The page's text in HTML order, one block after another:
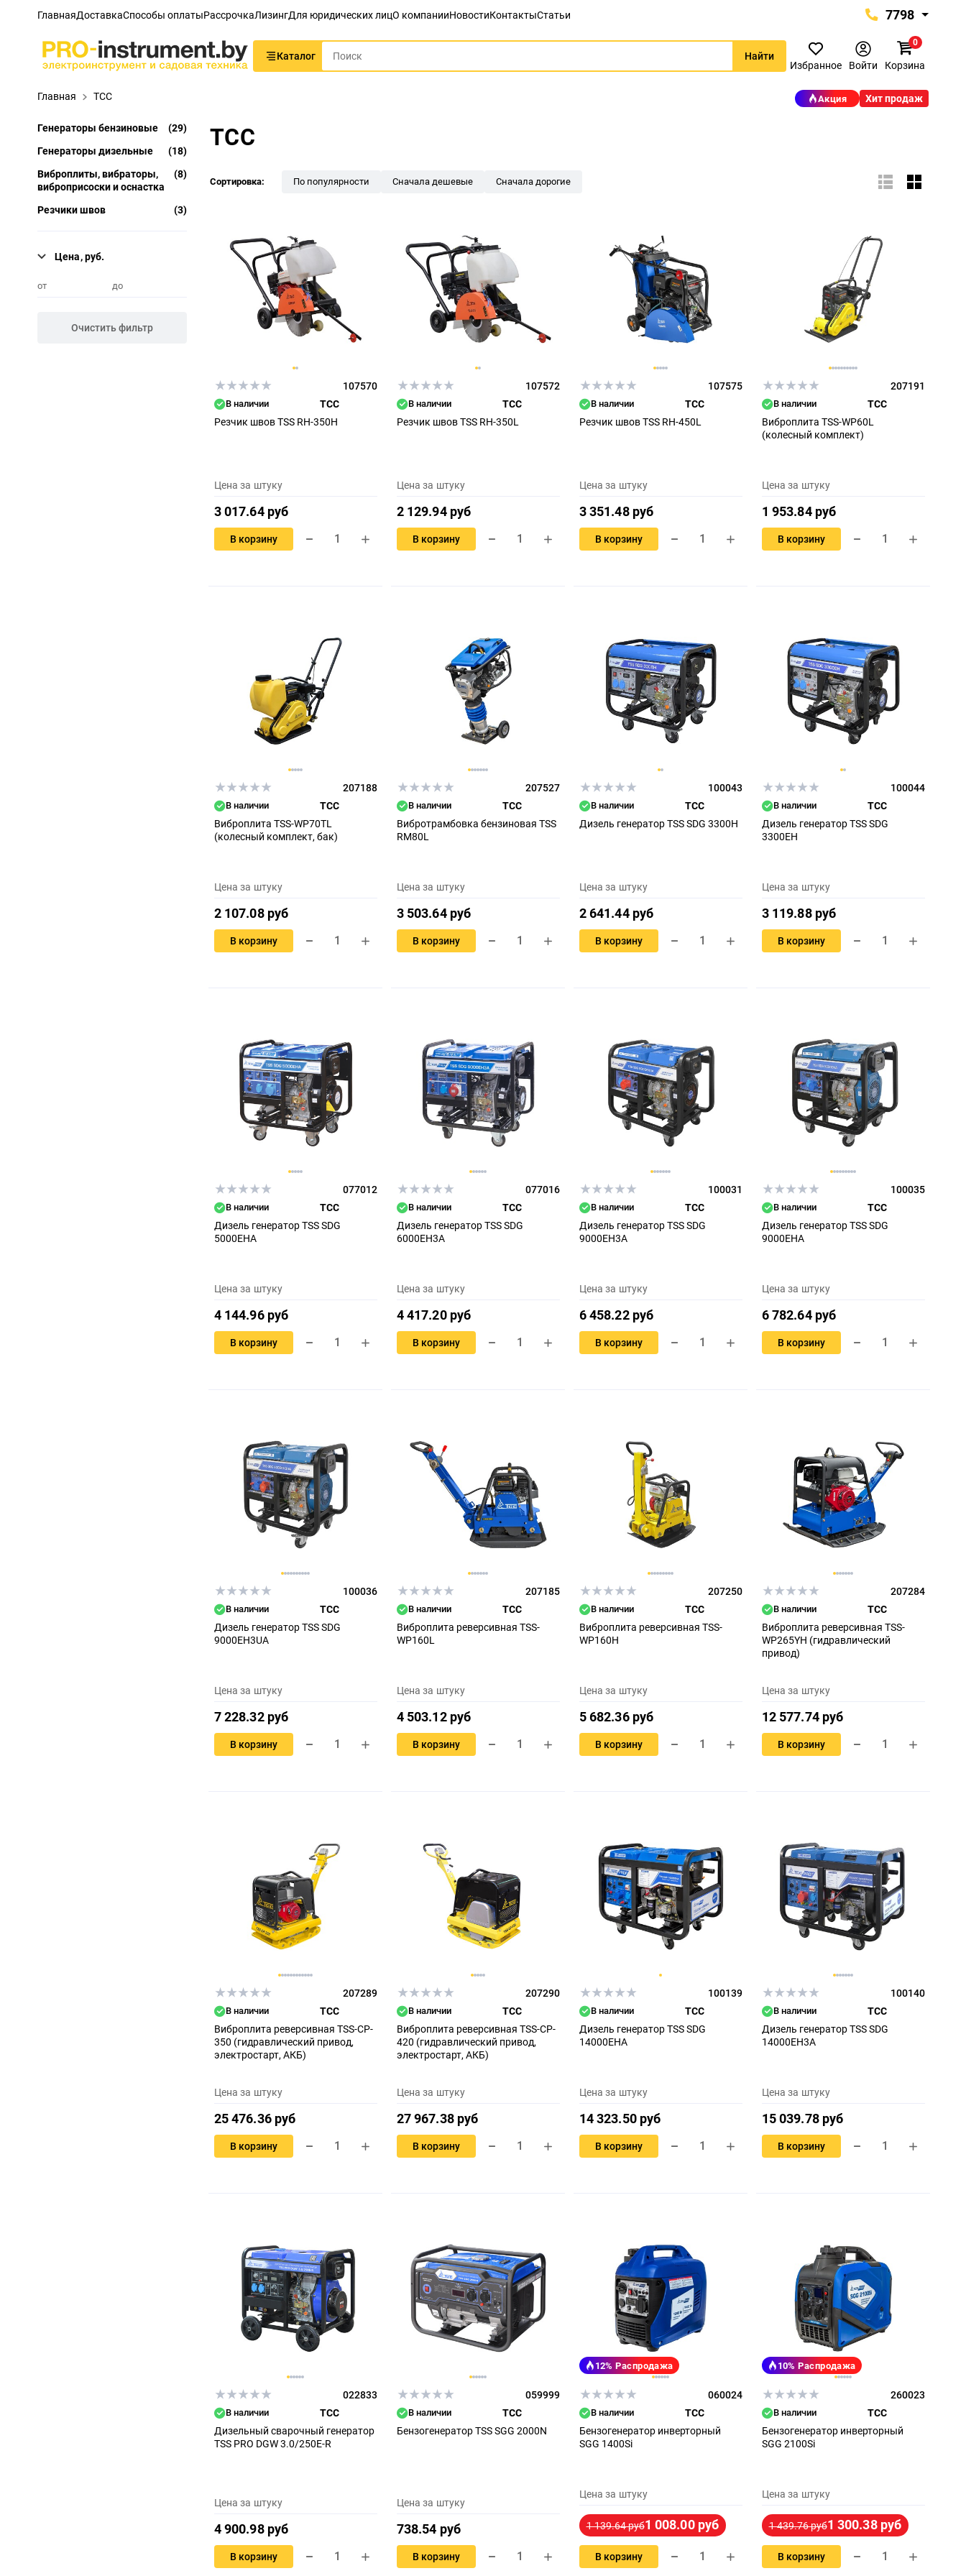
ГлавнаяДоставкаСпособы оплатыРассрочкаЛизингДля юридических лицО компанииНовостиКонтактыСтатьи
Каталог
7798
7798
+375 (29) 657-77-98
proinstrument-minsk@mail.ru
Найти
Избранное
Войти Корзина
0
Акция Хит продаж
Главная ТСС
Генераторы бензиновые
(29)
Генераторы дизельные
(18)
Виброплиты, вибраторы,
виброприсоски и оснастка
(8)
Резчики швов (3)
Цена, руб.
от до
Очистить фильтр
ТСС
Сортировка: По популярности Сначала дешевые Сначала дорогие
107570
В наличии
ТСС
Резчик швов TSS RH-350H
Цена за штуку
3 017.64 руб
В корзину
107572
В наличии
ТСС
Резчик швов TSS RH-350L
Цена за штуку
2 129.94 руб
В корзину
107575
В наличии
ТСС
Резчик швов TSS RH-450L
Цена за штуку
3 351.48 руб
В корзину
207191
В наличии
ТСС
Виброплита TSS-WP60L
(колесный комплект)
Цена за штуку
1 953.84 руб
В корзину
207188
В наличии
ТСС
Виброплита TSS-WP70TL
(колесный комплект, бак)
Цена за штуку
2 107.08 руб
В корзину
207527
В наличии
ТСС
Вибротрамбовка бензиновая TSS
RM80L
Цена за штуку
3 503.64 руб
В корзину
100043
В наличии
ТСС
Дизель генератор TSS SDG 3300H
Цена за штуку
2 641.44 руб
В корзину
100044
В наличии
ТСС
Дизель генератор TSS SDG
3300EH
Цена за штуку
3 119.88 руб
В корзину
077012
В наличии
ТСС
Дизель генератор TSS SDG
5000EHA
Цена за штуку
4 144.96 руб
В корзину
077016
В наличии
ТСС
Дизель генератор TSS SDG
6000EH3A
Цена за штуку
4 417.20 руб
В корзину
100031
В наличии
ТСС
Дизель генератор TSS SDG
9000EH3A
Цена за штуку
6 458.22 руб
В корзину
100035
В наличии
ТСС
Дизель генератор TSS SDG
9000EHA
Цена за штуку
6 782.64 руб
В корзину
100036
В наличии
ТСС
Дизель генератор TSS SDG
9000EH3UA
Цена за штуку
7 228.32 руб
В корзину
207185
В наличии
ТСС
Виброплита реверсивная TSS-
WP160L
Цена за штуку
4 503.12 руб
В корзину
207250
В наличии
ТСС
Виброплита реверсивная TSS-
WP160H
Цена за штуку
5 682.36 руб
В корзину
207284
В наличии
ТСС
Виброплита реверсивная TSS-
WP265YH (гидравлический
привод)
Цена за штуку
12 577.74 руб
В корзину
207289
В наличии
ТСС
Виброплита реверсивная TSS-CP-
350 (гидравлический привод,
электростарт, АКБ)
Цена за штуку
25 476.36 руб
В корзину
207290
В наличии
ТСС
Виброплита реверсивная TSS-CP-
420 (гидравлический привод,
электростарт, АКБ)
Цена за штуку
27 967.38 руб
В корзину
100139
В наличии
ТСС
Дизель генератор TSS SDG
14000EHA
Цена за штуку
14 323.50 руб
В корзину
100140
В наличии
ТСС
Дизель генератор TSS SDG
14000EH3A
Цена за штуку
15 039.78 руб
В корзину
022833
В наличии
ТСС
Дизельный сварочный генератор
TSS PRO DGW 3.0/250E-R
Цена за штуку
4 900.98 руб
В корзину
059999
В наличии
ТСС
Бензогенератор TSS SGG 2000N
Цена за штуку
738.54 руб
В корзину
12% Распродажа
060024
В наличии
ТСС
Бензогенератор инверторный
SGG 1400Si
Цена за штуку
1 139.64 руб1 008.00 руб
В корзину
10% Распродажа
260023
В наличии
ТСС
Бензогенератор инверторный
SGG 2100Si
Цена за штуку
1 439.76 руб1 300.38 руб
В корзину